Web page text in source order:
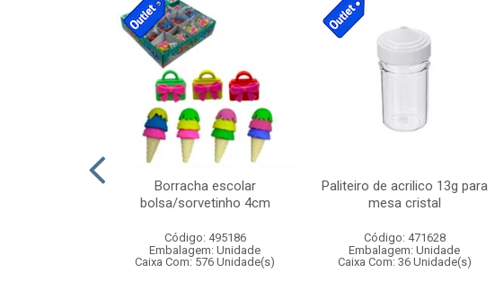
Borracha escolar
bolsa/sorvetinho 4cm
Código: 495186
Embalagem: Unidade
Caixa Com: 576 Unidade(s)
Paliteiro de acrilico 13g para
mesa cristal
Código: 471628
Embalagem: Unidade
Caixa Com: 36 Unidade(s)